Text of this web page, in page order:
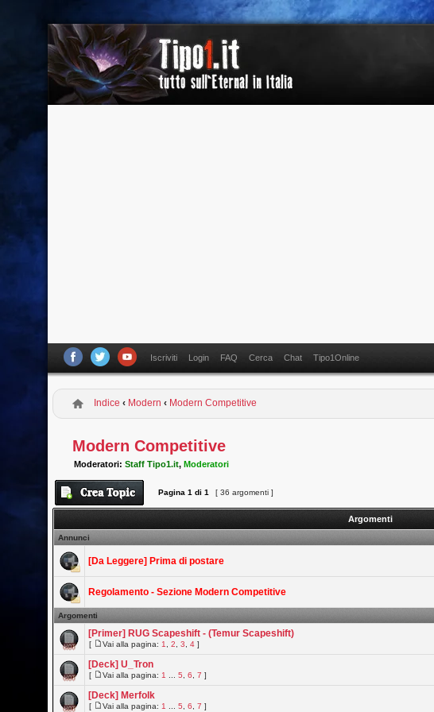
Iscriviti Login FAQ Cerca Chat Tipo1Online
Indice ‹ Modern ‹ Modern Competitive
Modern Competitive
Moderatori:Staff Tipo1.it,Moderatori
Pagina1 di1 [ 36 argomenti ]
Argomenti
Annunci
[Da Leggere] Prima di postare
Regolamento - Sezione Modern Competitive
Argomenti
[Primer] RUG Scapeshift - (Temur Scapeshift)
[ Vai alla pagina: 1 ,2 ,3 ,4 ]
[Deck] U_Tron
[ Vai alla pagina: 1 ...5 ,6 ,7 ]
[Deck] Merfolk
[ Vai alla pagina: 1 ...5 ,6 ,7 ]